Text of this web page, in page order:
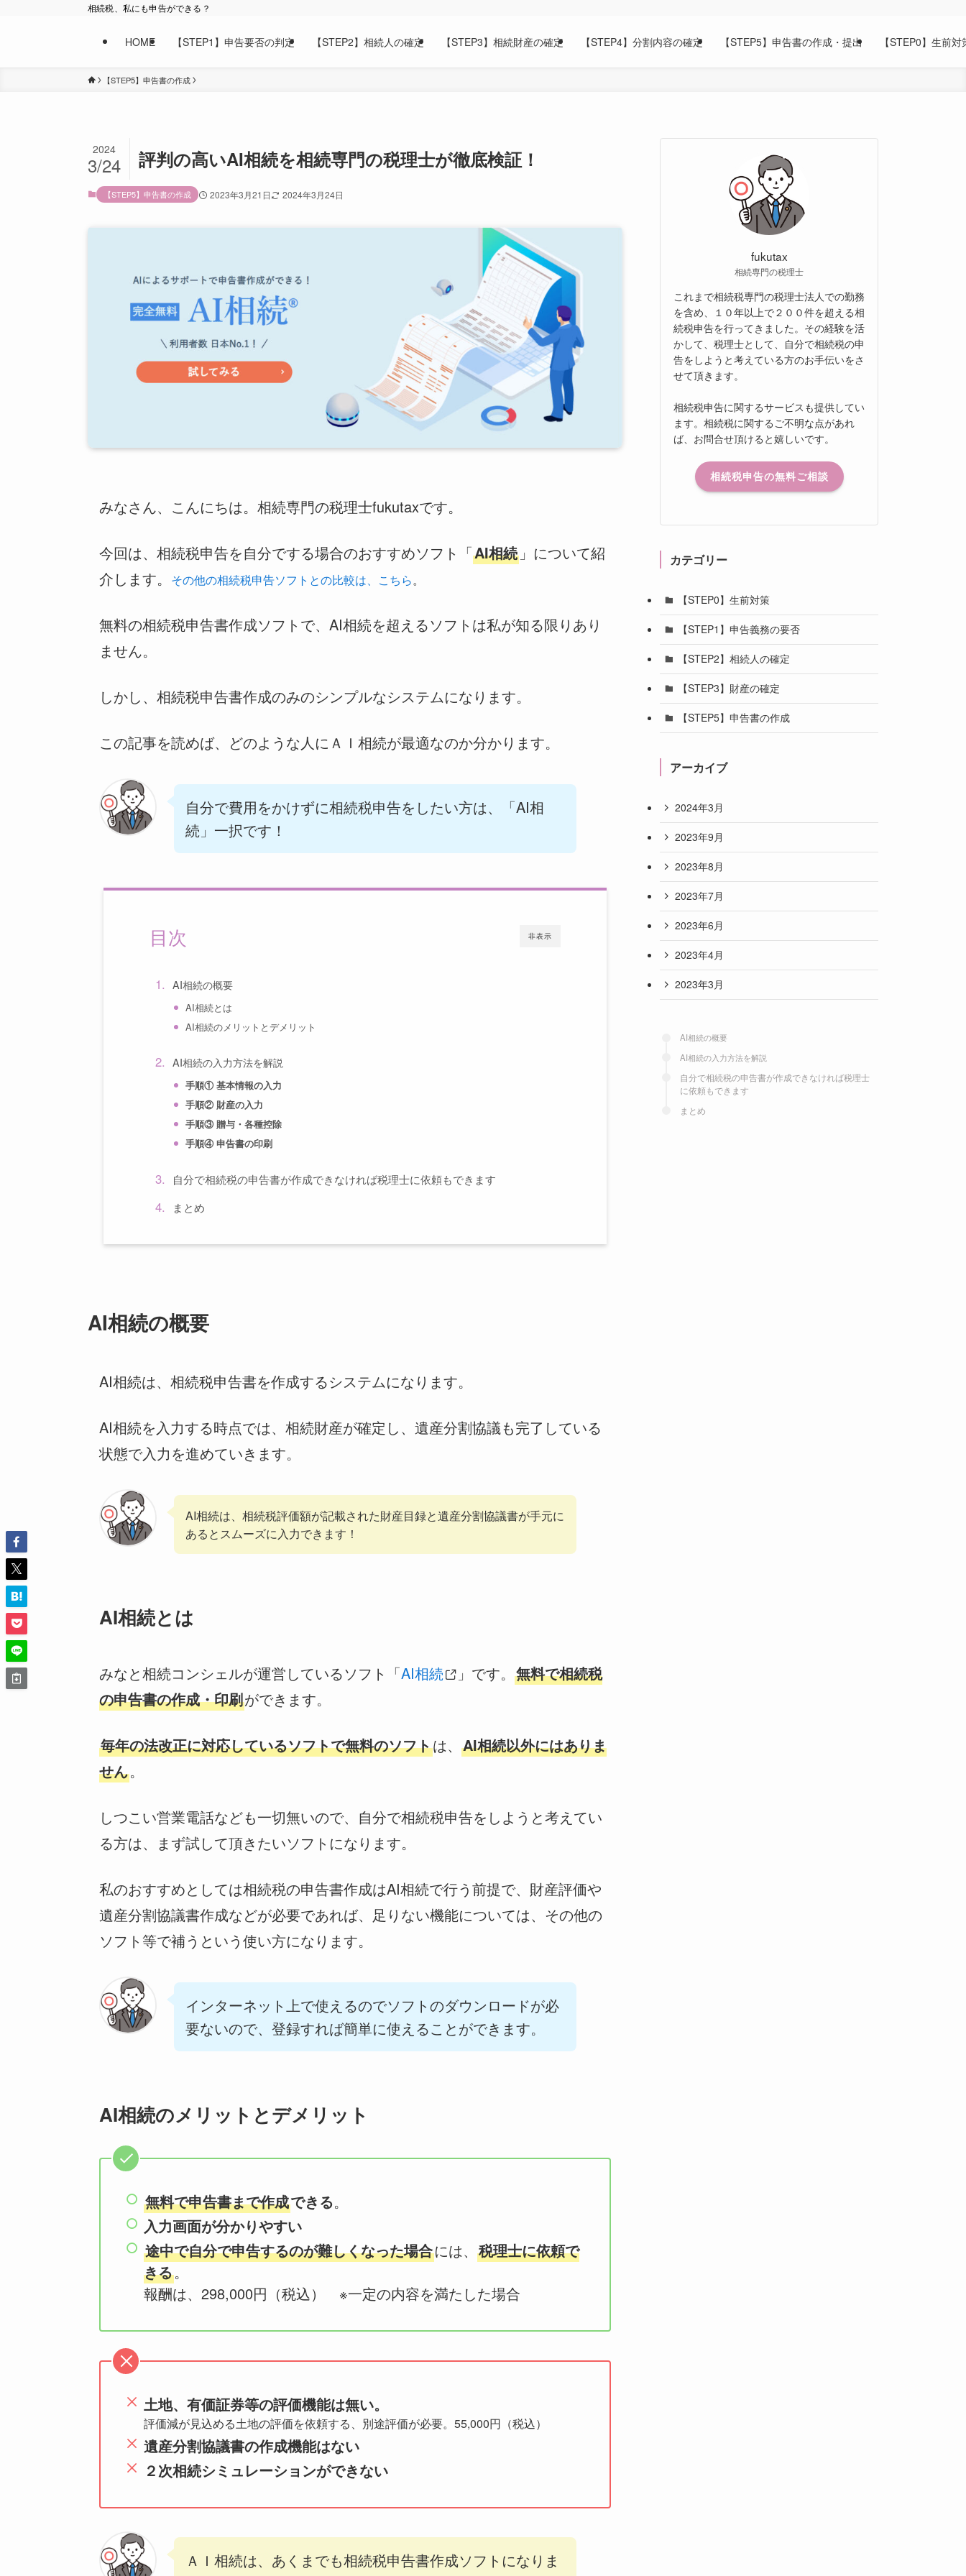
相続税、私にも申告ができる？
HOME 【STEP1】申告要否の判定 【STEP2】相続人の確定 【STEP3】相続財産の確定 【STEP4】分割内容の確定 【STEP5】申告書の作成・提出 【STEP0】生前対
【STEP5】申告書の作成
評判の高いAI相続を相続専門の税理士が徹底検証！
2024
3/24
【STEP5】申告書の作成 2023年3月21日 2024年3月24日
みなさん、こんにちは。相続専門の税理士fukutaxです。
今回は、相続税申告を自分でする場合のおすすめソフト「AI相続 」について紹
介します。
その他の相続税申告ソフトとの比較は、こちら。
無料の相続税申告書作成ソフトで、AI相続を超えるソフトは私が知る限りあり
ません。
しかし、相続税申告書作成のみのシンプルなシステムになります。
この記事を読めば、どのような人にＡＩ相続が最適なのか分かります。
自分で費用をかけずに相続税申告をしたい方は、「AI相
続」一択です！
非表示
目次
AI相続の概要
AI相続とは
AI相続のメリットとデメリット
AI相続の入力方法を解説
手順① 基本情報の入力
手順② 財産の入力
手順③ 贈与・各種控除
手順④ 申告書の印刷
自分で相続税の申告書が作成できなければ税理士に依頼もできます
まとめ
AI相続の概要
AI相続は、相続税申告書を作成するシステムになります。
AI相続を入力する時点では、相続財産が確定し、遺産分割協議も完了している
状態で入力を進めていきます。
AI相続は、相続税評価額が記載された財産目録と遺産分割協議書が手元に
あるとスムーズに入力できます！
AI相続とは
みなと相続コンシェルが運営しているソフト「AI相続 」です。無料で相続税
の申告書の作成・印刷ができます。
毎年の法改正に対応しているソフトで無料のソフトは、 AI相続以外にはありま
せん。
しつこい営業電話なども一切無いので、自分で相続税申告をしようと考えてい
る方は、まず試して頂きたいソフトになります。
私のおすすめとしては相続税の申告書作成はAI相続で行う前提で、財産評価や
遺産分割協議書作成などが必要であれば、足りない機能については、その他の
ソフト等で補うという使い方になります。
インターネット上で使えるのでソフトのダウンロードが必
要ないので、登録すれば簡単に使えることができます。
AI相続のメリットとデメリット
無料で申告書まで作成できる。
入力画面が分かりやすい
途中で自分で申告するのが難しくなった場合には、 税理士に依頼で
きる。
報酬は、298,000円（税込） ※一定の内容を満たした場合
土地、有価証券等の評価機能は無い。
評価減が見込める土地の評価を依頼する、別途評価が必要。55,000円（税込）
遺産分割協議書の作成機能はない
２次相続シミュレーションができない
ＡＩ相続は、あくまでも相続税申告書作成ソフトになりま
fukutax
相続専門の税理士
これまで相続税専門の税理士法人での勤務
を含め、１０年以上で２００件を超える相
続税申告を行ってきました。その経験を活
かして、税理士として、自分で相続税の申
告をしようと考えている方のお手伝いをさ
せて頂きます。
相続税申告に関するサービスも提供してい
ます。相続税に関するご不明な点があれ
ば、お問合せ頂けると嬉しいです。
相続税申告の無料ご相談
カテゴリー
【STEP0】生前対策
【STEP1】申告義務の要否
【STEP2】相続人の確定
【STEP3】財産の確定
【STEP5】申告書の作成
アーカイブ
2024年3月
2023年9月
2023年8月
2023年7月
2023年6月
2023年4月
2023年3月
AI相続の概要
AI相続の入力方法を解説
自分で相続税の申告書が作成できなければ税理士
に依頼もできます
まとめ